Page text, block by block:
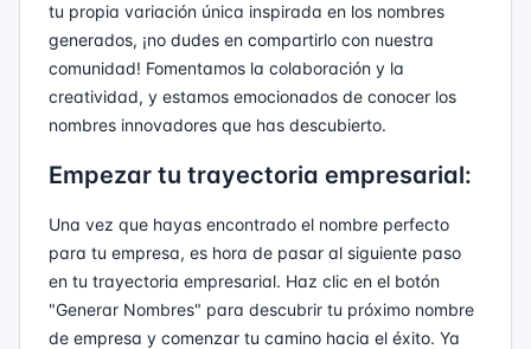
tu propia variación única inspirada en los nombres
generados, ¡no dudes en compartirlo con nuestra
comunidad! Fomentamos la colaboración y la
creatividad, y estamos emocionados de conocer los
nombres innovadores que has descubierto.
Empezar tu trayectoria empresarial:
Una vez que hayas encontrado el nombre perfecto
para tu empresa, es hora de pasar al siguiente paso
en tu trayectoria empresarial. Haz clic en el botón
"Generar Nombres" para descubrir tu próximo nombre
de empresa y comenzar tu camino hacia el éxito. Ya